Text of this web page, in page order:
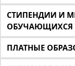
СТИПЕНДИИ И
ОБУЧАЮЩИХСЯ
ПЛАТНЫЕ